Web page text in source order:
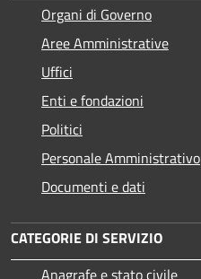
Organi di Governo
Aree Amministrative
Uffici
Enti e fondazioni
Politici
Personale Amministrativo
Documenti e dati
CATEGORIE DI SERVIZIO
Anagrafe e stato civile